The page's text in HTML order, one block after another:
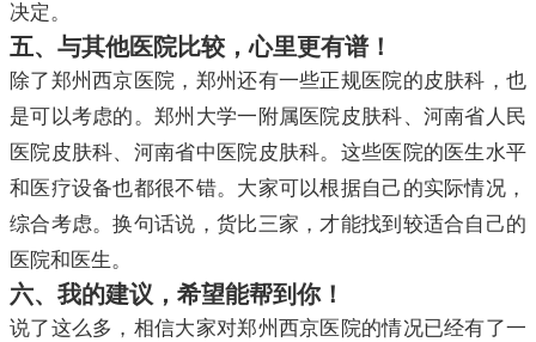
决定。
五、与其他医院比较，心里更有谱！
除了郑州西京医院，郑州还有一些正规医院的皮肤科，也
是可以考虑的。郑州大学一附属医院皮肤科、河南省人民
医院皮肤科、河南省中医院皮肤科。这些医院的医生水平
和医疗设备也都很不错。大家可以根据自己的实际情况，
综合考虑。换句话说，货比三家，才能找到较适合自己的
医院和医生。
六、我的建议，希望能帮到你！
说了这么多，相信大家对郑州西京医院的情况已经有了一